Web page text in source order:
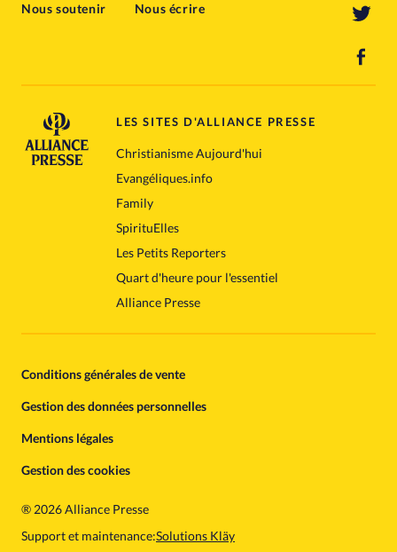
Nous soutenir Nous écrire
LES SITES D'ALLIANCE PRESSE
Christianisme Aujourd'hui
Evangéliques.info
Family
SpirituElles
Les Petits Reporters
Quart d'heure pour l'essentiel
Alliance Presse
Conditions générales de vente
Gestion des données personnelles
Mentions légales
Gestion des cookies
® 2026 Alliance Presse
Support et maintenance:Solutions Kläy